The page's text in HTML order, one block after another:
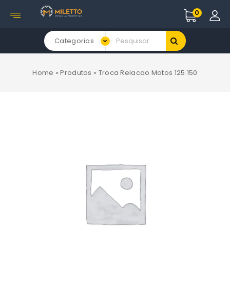
0
Categorias
Home »Produtos » Troca Relacao Motos 125 150